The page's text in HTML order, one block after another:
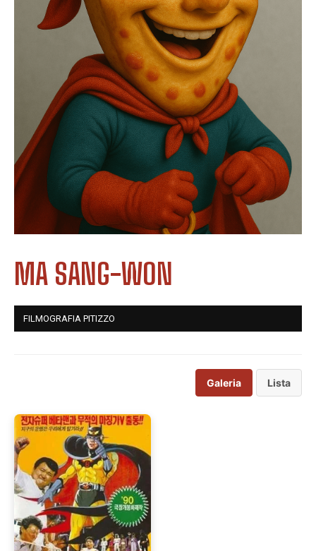
MA SANG-WON
FILMOGRAFIA PITIZZO
Galeria Lista